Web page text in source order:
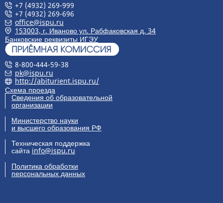
+7 (4932) 269-999
+7 (4932) 269-696
office@ispu.ru
153003, г. Иваново ул. Рабфаковская д. 34
Банковские реквизиты ИГЭУ
8-800-444-59-38
pk@ispu.ru
http://abiturient.ispu.ru/
Схема проезда
Сведения об образовательной
организации
Министерство науки
и высшего образования РФ
Техническая поддержка
сайта info@ispu.ru
Политика обработки
персональных данных